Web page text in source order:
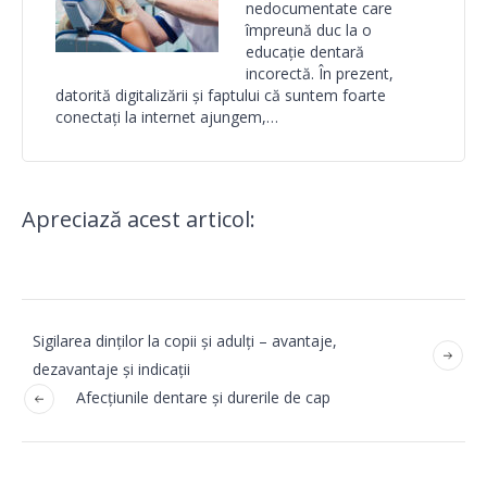
nedocumentate care
împreună duc la o
educație dentară
incorectă. În prezent,
datorită digitalizării și faptului că suntem foarte
conectați la internet ajungem,…
Apreciază acest articol:
Sigilarea dinților la copii și adulți – avantaje,
dezavantaje și indicații
Afecțiunile dentare și durerile de cap